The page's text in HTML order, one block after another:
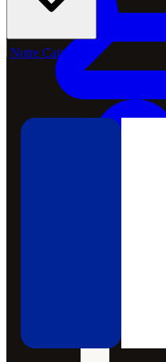
Notre Catalogue